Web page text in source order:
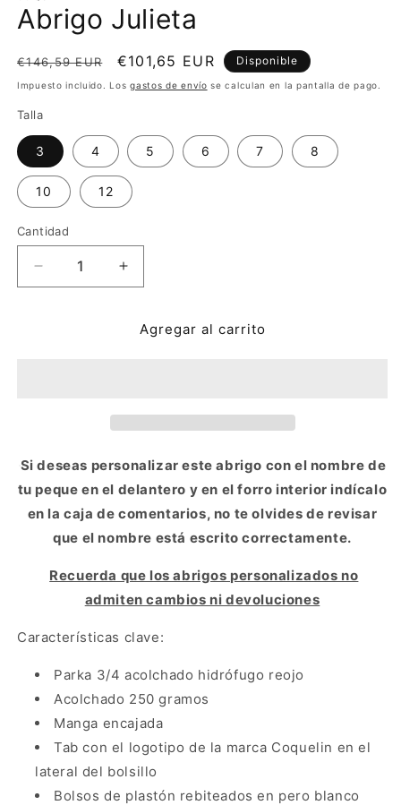
modal
Abrigo Julieta
Precio
habitual
€146,59 EUR
Precio
de
€101,65 EUR Disponible
Impuesto incluido. Losgastos de envío se calculan en la pantalla de pago.
Talla
3 4 5 6 7 8
10 12
Cantidad
Reducir
cantidad
Aumentar
cantidad
Abrigo
Agregar al carrito
Si deseas personalizar este abrigo con el nombre de
tu peque en el delantero y en el forro interior indícalo
en la caja de comentarios, no te olvides de revisar
que el nombre está escrito correctamente.
Recuerda que los abrigos personalizados no
admiten cambios ni devoluciones
Características clave:
Parka 3/4 acolchado hidrófugo reojo
Acolchado 250 gramos
Manga encajada
Tab con el logotipo de la marca Coquelin en el
lateral del bolsillo
Bolsos de plastón rebiteados en pero blanco